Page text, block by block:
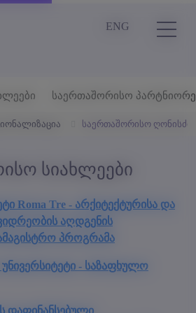
ENG
საერთაშორისო
საერთაშორისო
სიახლეები
Roma Tre - არქიტექტურისა და
აღდგენის
პროგრამა
უნივერსიტეტი - საზაფხულო
დაფინანსებული